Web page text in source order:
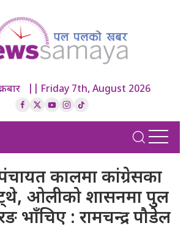
शुक्रबार || Friday 7th, August 2026
पंचायत कालमा कांग्रेसका
ओलीको शासनमा पुल
भाँचिए : रामचन्द्र पौडेल